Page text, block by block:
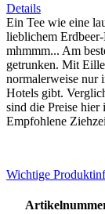
Details
Ein Tee wie eine
lieblichem
mhmmm... Am
getrunken. Mit
normalerweise nur
Hotels gibt.
sind die Preise hier
Empfohlene
Wichtige